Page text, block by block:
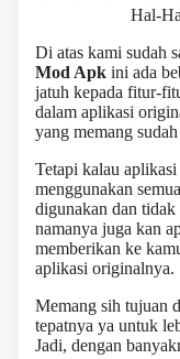
Hal-
Di atas kami sudah
Mod Apk ini ada
jatuh kepada fitur-
dalam aplikasi
yang memang
Tetapi kalau
menggunakan
digunakan dan
namanya juga kan
memberikan ke
aplikasi originalnya.
Memang sih tujuan
tepatnya ya untuk
Jadi, dengan